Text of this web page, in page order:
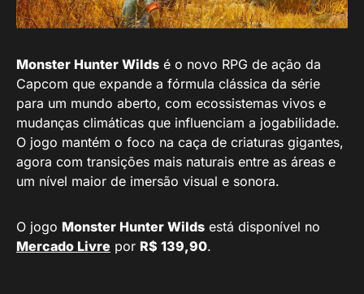
Monster Hunter Wilds é o novo RPG de ação da
Capcom que expande a fórmula clássica da série
para um mundo aberto, com ecossistemas vivos e
mudanças climáticas que influenciam a jogabilidade.
O jogo mantém o foco na caça de criaturas gigantes,
agora com transições mais naturais entre as áreas e
um nível maior de imersão visual e sonora.
O jogo Monster Hunter Wilds está disponível no
Mercado Livre por R$ 139,90.